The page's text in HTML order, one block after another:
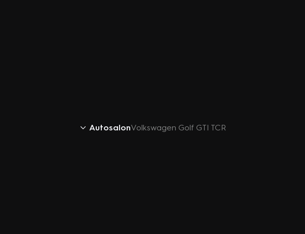
AutosalonVolkswagen Golf GTI TCR